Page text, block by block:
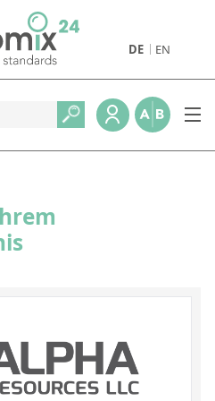
DE EN
und Geologie
Eigenschaften